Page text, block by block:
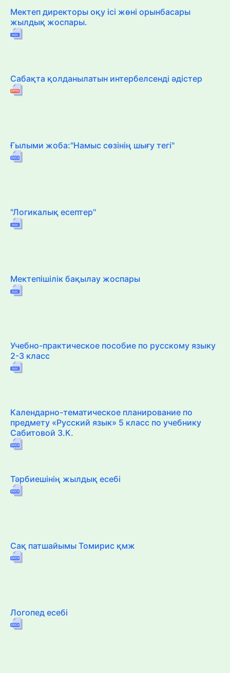
Мектеп директоры оқу ісі жөні орынбасары
жылдық жоспары.
Сабақта қолданылатын интербелсенді әдістер
Ғылыми жоба:"Намыс сөзінің шығу тегі"
"Логикалық есептер"
Мектепішілік бақылау жоспары
Учебно-практическое пособие по русскому языку
2-3 класс
Календарно-тематическое планирование по
предмету «Русский язык» 5 класс по учебнику
Сабитовой З.К.
Тәрбиешінің жылдық есебі
Сақ патшайымы Томирис қмж
Логопед есебі